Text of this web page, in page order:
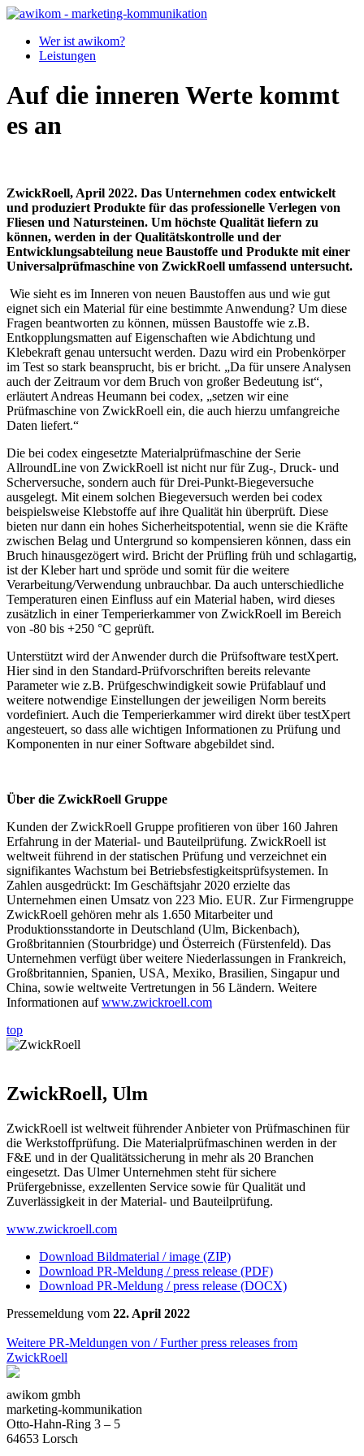
Wer ist awikom?
Leistungen
Auf die inneren Werte kommt
es an
ZwickRoell, April 2022. Das Unternehmen codex entwickelt
und produziert Produkte für das professionelle Verlegen von
Fliesen und Natursteinen. Um höchste Qualität liefern zu
können, werden in der Qualitätskontrolle und der
Entwicklungsabteilung neue Baustoffe und Produkte mit einer
Universalprüfmaschine von ZwickRoell umfassend untersucht.
Wie sieht es im Inneren von neuen Baustoffen aus und wie gut
eignet sich ein Material für eine bestimmte Anwendung? Um diese
Fragen beantworten zu können, müssen Baustoffe wie z.B.
Entkopplungsmatten auf Eigenschaften wie Abdichtung und
Klebekraft genau untersucht werden. Dazu wird ein Probenkörper
im Test so stark beansprucht, bis er bricht. „Da für unsere Analysen
auch der Zeitraum vor dem Bruch von großer Bedeutung ist“,
erläutert Andreas Heumann bei codex, „setzen wir eine
Prüfmaschine von ZwickRoell ein, die auch hierzu umfangreiche
Daten liefert.“
Die bei codex eingesetzte Materialprüfmaschine der Serie
AllroundLine von ZwickRoell ist nicht nur für Zug-, Druck- und
Scherversuche, sondern auch für Drei-Punkt-Biegeversuche
ausgelegt. Mit einem solchen Biegeversuch werden bei codex
beispielsweise Klebstoffe auf ihre Qualität hin überprüft. Diese
bieten nur dann ein hohes Sicherheitspotential, wenn sie die Kräfte
zwischen Belag und Untergrund so kompensieren können, dass ein
Bruch hinaus­gezögert wird. Bricht der Prüfling früh und schlagartig,
ist der Kleber hart und spröde und somit für die weitere
Verarbeitung/Verwendung unbrauchbar. Da auch unterschiedliche
Temperaturen einen Einfluss auf ein Material haben, wird dieses
zusätzlich in einer Temperierkammer von ZwickRoell im Bereich
von -80 bis +250 °C geprüft.
Unterstützt wird der Anwender durch die Prüfsoftware testXpert.
Hier sind in den Standard-Prüfvorschriften bereits relevante
Parameter wie z.B. Prüfgeschwindigkeit sowie Prüfablauf und
weitere notwendige Einstellungen der jeweiligen Norm bereits
vordefiniert. Auch die Temperierkammer wird direkt über testXpert
angesteuert, so dass alle wichtigen Informationen zu Prüfung und
Komponenten in nur einer Software abgebildet sind.
Über die ZwickRoell Gruppe
Kunden der ZwickRoell Gruppe profitieren von über 160 Jahren
Erfahrung in der Material- und Bauteilprüfung. ZwickRoell ist
weltweit führend in der statischen Prüfung und verzeichnet ein
signifikantes Wachstum bei Betriebsfestigkeits­prüfsystemen. In
Zahlen ausgedrückt: Im Geschäftsjahr 2020 erzielte das
Unternehmen einen Umsatz von 223 Mio. EUR. Zur Firmengruppe
ZwickRoell gehören mehr als 1.650 Mitarbeiter und
Produktionsstandorte in Deutschland (Ulm, Bickenbach),
Großbritannien (Stourbridge) und Österreich (Fürstenfeld). Das
Unternehmen verfügt über weitere Niederlassungen in Frankreich,
Großbritannien, Spanien, USA, Mexiko, Brasilien, Singapur und
China, sowie weltweite Vertretungen in 56 Ländern. Weitere
Informationen aufwww.zwickroell.com
top
ZwickRoell, Ulm
ZwickRoell ist weltweit führender Anbieter von Prüfmaschinen für
die Werkstoffprüfung. Die Materialprüfmaschinen werden in der
F&E und in der Qualitätssicherung in mehr als 20 Branchen
eingesetzt. Das Ulmer Unternehmen steht für sichere
Prüfergebnisse, exzellenten Service sowie für Qualität und
Zuverlässigkeit in der Material- und Bauteilprüfung.
www.zwickroell.com
Download Bildmaterial / image (ZIP)
Download PR-Meldung / press release (PDF)
Download PR-Meldung / press release (DOCX)
Pressemeldung vom 22. April 2022
Weitere PR-Meldungen von / Further press releases from
ZwickRoell
awikom gmbh
marketing-kommunikation
Otto-Hahn-Ring 3 – 5
64653 Lorsch